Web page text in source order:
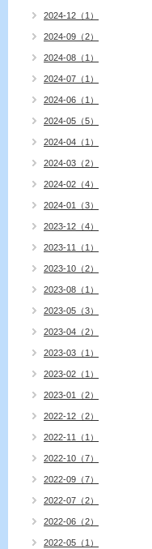
2024-12（1）
2024-09（2）
2024-08（1）
2024-07（1）
2024-06（1）
2024-05（5）
2024-04（1）
2024-03（2）
2024-02（4）
2024-01（3）
2023-12（4）
2023-11（1）
2023-10（2）
2023-08（1）
2023-05（3）
2023-04（2）
2023-03（1）
2023-02（1）
2023-01（2）
2022-12（2）
2022-11（1）
2022-10（7）
2022-09（7）
2022-07（2）
2022-06（2）
2022-05（1）